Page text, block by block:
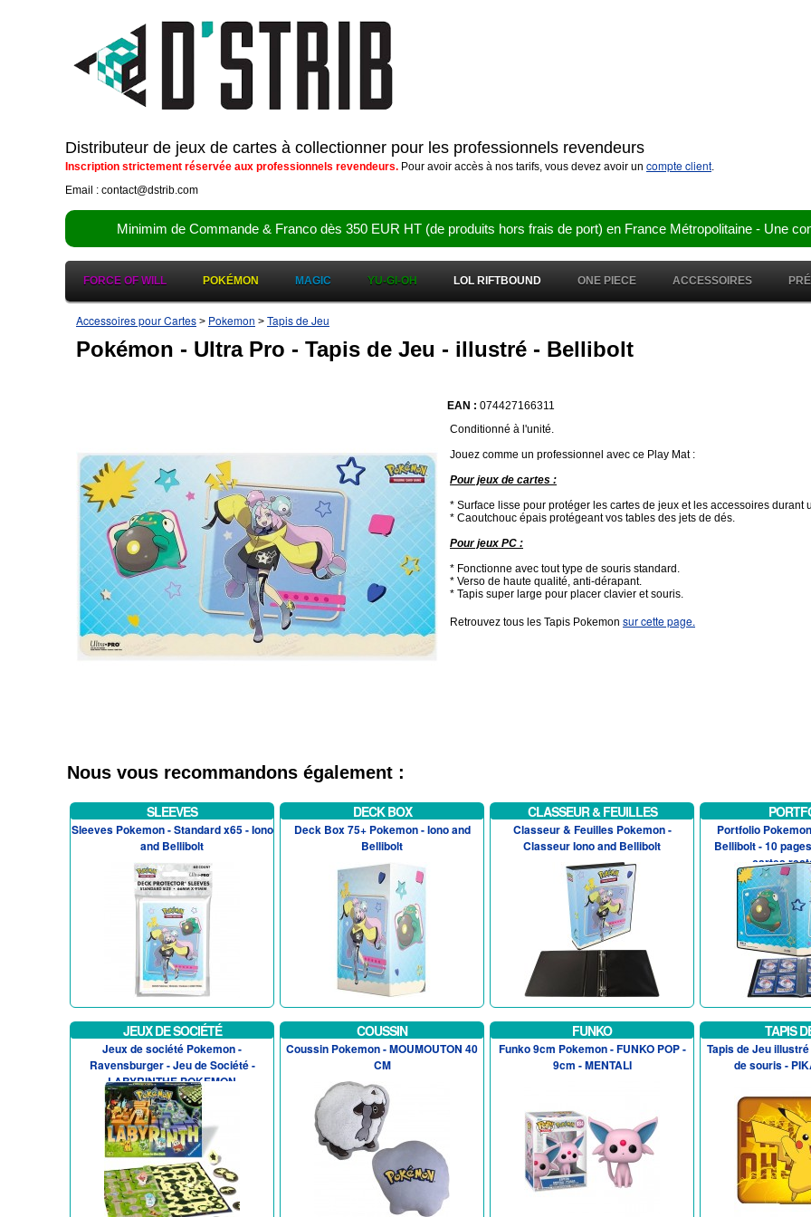
Distributeur de jeux de cartes à collectionner pour les professionnels revendeurs
Inscription strictement réservée aux professionnels revendeurs. Pour avoir accès à nos tarifs, vous devez avoir un compte client.
Email : contact@dstrib.com
Minimim de Commande & Franco dès 350 EUR HT (de produits hors frais de port) en France Métropolitaine - Une
FORCE OF WILL POKÉMON MAGIC YU-GI-OH LOL RIFTBOUND ONE PIECE ACCESSOIRES
Accessoires pour Cartes > Pokemon > Tapis de Jeu
Pokémon - Ultra Pro - Tapis de Jeu - illustré - Bellibolt
EAN : 074427166311
Conditionné à l'unité.
Jouez comme un professionnel avec ce Play Mat :
Pour jeux de cartes :
* Surface lisse pour protéger les cartes de jeux et les accessoires durant
* Caoutchouc épais protégeant vos tables des jets de dés.
Pour jeux PC :
* Fonctionne avec tout type de souris standard.
* Verso de haute qualité, anti-dérapant.
* Tapis super large pour placer clavier et souris.
Retrouvez tous les Tapis Pokemon sur cette page.
Nous vous recommandons également :
SLEEVES
Sleeves Pokemon - Standard x65 - Iono
and Bellibolt
DECK BOX
Deck Box 75+ Pokemon - Iono and
Bellibolt
CLASSEUR & FEUILLES
Classeur & Feuilles Pokemon -
Classeur Iono and Bellibolt
Portfolio
Bellibolt - 10
cartes
JEUX DE SOCIÉTÉ
Jeux de société Pokemon -
Ravensburger - Jeu de Société -
LABYRINTHE POKEMON
Phosphorescant
COUSSIN
Coussin Pokemon - MOUMOUTON 40
CM
FUNKO
Funko 9cm Pokemon - FUNKO POP -
9cm - MENTALI
TAPIS
Tapis de Jeu
de souris -